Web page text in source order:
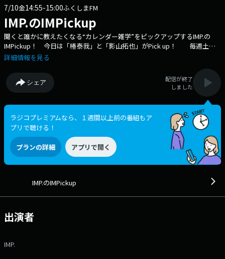
7/10金14:55-15:00ふくしまFM
IMP.のIMPickup
聞くと誰かに教えたくなる“カレンダー雑学”をピックアップするIMP.の
IMPickup！ 今日は「椿泰我」と「影山拓也」がPick up！ 毎週土曜
14:55には、TFM Podcastほか、 各種音声配信プラットフォームにてア
ジフォームから！ 番組Webサイト：
https://www.tfm.co.jp/podcast/imp メッセージフォーム：
https://www.tfm.co.jp/f/imp/message Xハッシュタグは
「#IMPickup」 Xアカウントは「@7mpickup_tfm」
詳細情報を見る
シェア
配信が終了
しました
ラジコプレミアムなら、１週間以上前の番組もア
プリで聴ける！
プランの詳細 アプリで開く
IMP.のIMPickup
出演者
IMP.